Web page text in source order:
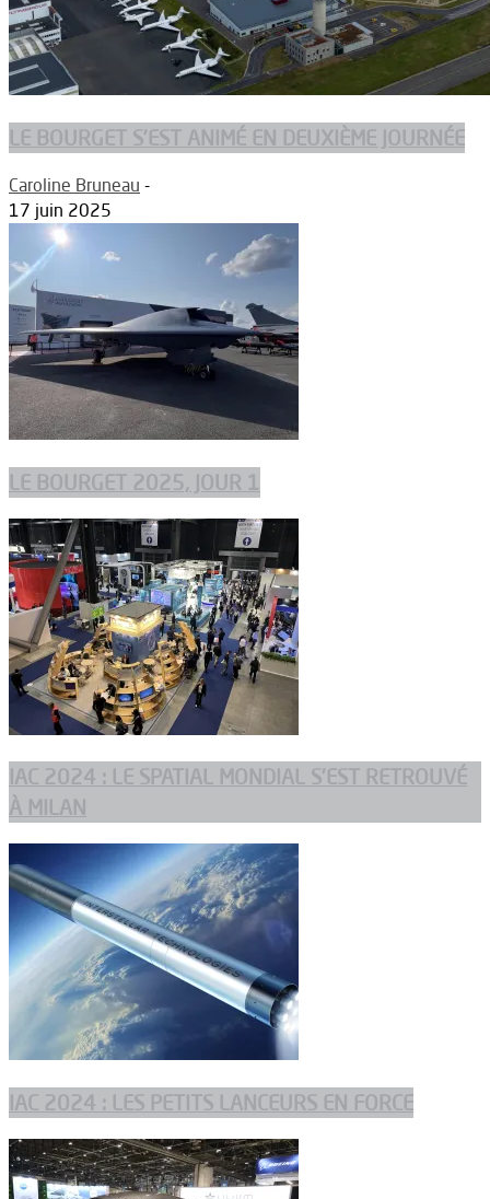
LE BOURGET S’EST ANIMÉ EN DEUXIÈME JOURNÉE
Caroline Bruneau -
17 juin 2025
LE BOURGET 2025, JOUR 1
IAC 2024 : LE SPATIAL MONDIAL S’EST RETROUVÉ
À MILAN
IAC 2024 : LES PETITS LANCEURS EN FORCE